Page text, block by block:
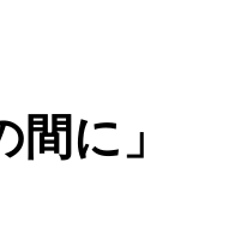
間に」